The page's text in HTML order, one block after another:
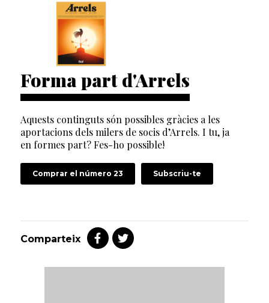
Forma part d'Arrels
Aquests continguts són possibles gràcies a les
aportacions dels milers de socis d’Arrels. I tu, ja
en formes part? Fes-ho possible!
Comprar el número 23 Subscriu-te
Comparteix